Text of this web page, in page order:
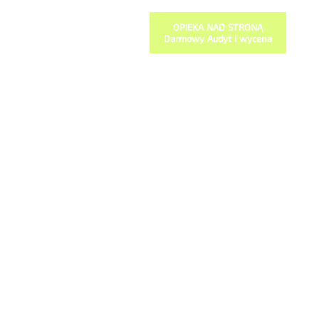
OPIEKA NAD STRONĄ
Darmowy Audyt i wycena